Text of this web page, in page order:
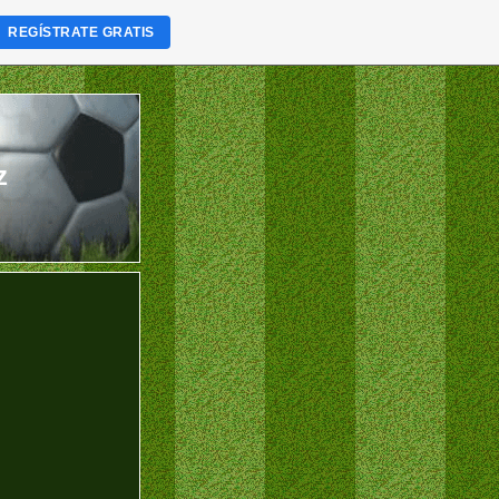
REGÍSTRATE GRATIS